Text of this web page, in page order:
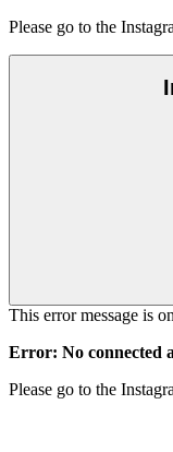
Please go to the
This error message is
Error: No connected
Please go to the